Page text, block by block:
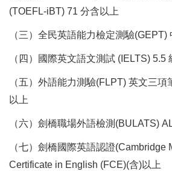
(TOEFL-iBT) 71 分含以上
（三）全民英語能力檢定測驗(GEPT)
（四）國際英文語文測試 (IELTS) 5.5
（五）外語能力測驗(FLPT) 英文三
以上
（六）劍橋職場外語檢測(BULATS)
（七）劍橋國際英語認證(Cambridge
Certificate in English (FCE)(含)以上